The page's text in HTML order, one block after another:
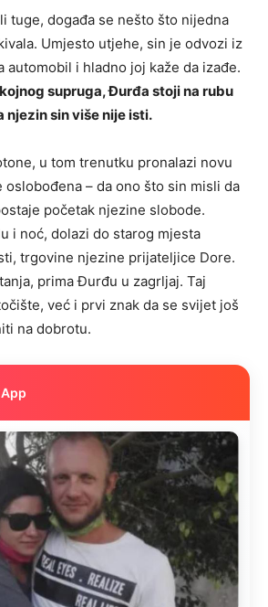
tuge, događa se nešto što nijedna
Umjesto utjehe, sin je odvozi iz
automobil i hladno joj kaže da izađe.
supruga, Đurđa stoji na rubu
njezin sin više nije isti.
u tom trenutku pronalazi novu
oslobođena – da ono što sin misli da
početak njezine slobode.
i noć, dolazi do starog mjesta
trgovine njezine prijateljice Dore.
prima Đurđu u zagrljaj. Taj
već i prvi znak da se svijet još
na dobrotu.